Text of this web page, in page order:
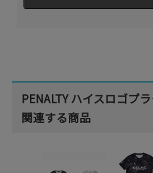
PENALTY ハイスロゴプ
関連する商品